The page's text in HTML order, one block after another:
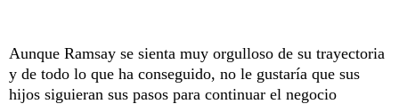
Aunque Ramsay se sienta muy orgulloso de su trayectoria
y de todo lo que ha conseguido, no le gustaría que sus
hijos siguieran sus pasos para continuar el negocio